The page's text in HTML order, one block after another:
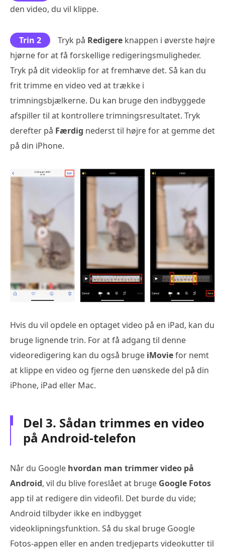
den video, du vil klippe.
Trin 2 Tryk på Redigere knappen i øverste højre
hjørne for at få forskellige redigeringsmuligheder.
Tryk på dit videoklip for at fremhæve det. Så kan du
frit trimme en video ved at trække i
trimningsbjælkerne. Du kan bruge den indbyggede
afspiller til at kontrollere trimningsresultatet. Tryk
derefter på Færdig nederst til højre for at gemme det
på din iPhone.
Hvis du vil opdele en optaget video på en iPad, kan du
bruge lignende trin. For at få adgang til denne
videoredigering kan du også bruge iMoviefor nemt
at klippe en video og fjerne den uønskede del på din
iPhone, iPad eller Mac.
Del 3. Sådan trimmes en video
på Android-telefon
Når du Google hvordan man trimmer video på
Android, vil du blive foreslået at bruge Google Fotos
app til at redigere din videofil. Det burde du vide;
Android tilbyder ikke en indbygget
videoklipningsfunktion. Så du skal bruge Google
Fotos-appen eller en anden tredjeparts videokutter til